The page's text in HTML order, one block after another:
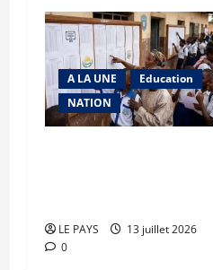
A LA UNE
Education
NATION
LE PAYS
13 juillet 2026
0